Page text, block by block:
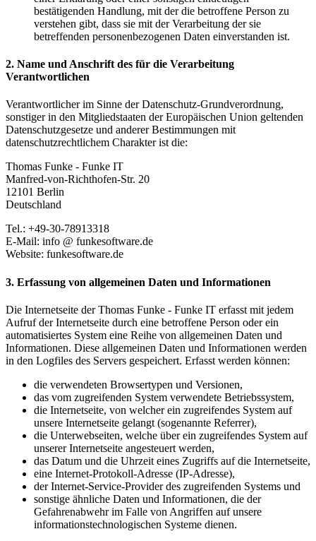
bestätigenden Handlung, mit der die betroffene Person zu
verstehen gibt, dass sie mit der Verarbeitung der sie
betreffenden personenbezogenen Daten einverstanden ist.
2. Name und Anschrift des für die Verarbeitung
Verantwortlichen
Verantwortlicher im Sinne der Datenschutz-Grundverordnung,
sonstiger in den Mitgliedstaaten der Europäischen Union geltenden
Datenschutzgesetze und anderer Bestimmungen mit
datenschutzrechtlichem Charakter ist die:
Thomas Funke - Funke IT
Manfred-von-Richthofen-Str. 20
12101 Berlin
Deutschland
Tel.: +49-30-78913318
E-Mail: info @ funkesoftware.de
Website: funkesoftware.de
3. Erfassung von allgemeinen Daten und Informationen
Die Internetseite der Thomas Funke - Funke IT erfasst mit jedem
Aufruf der Internetseite durch eine betroffene Person oder ein
automatisiertes System eine Reihe von allgemeinen Daten und
Informationen. Diese allgemeinen Daten und Informationen werden
in den Logfiles des Servers gespeichert. Erfasst werden können:
die verwendeten Browsertypen und Versionen,
das vom zugreifenden System verwendete Betriebssystem,
die Internetseite, von welcher ein zugreifendes System auf
unsere Internetseite gelangt (sogenannte Referrer),
die Unterwebseiten, welche über ein zugreifendes System auf
unserer Internetseite angesteuert werden,
das Datum und die Uhrzeit eines Zugriffs auf die Internetseite,
eine Internet-Protokoll-Adresse (IP-Adresse),
der Internet-Service-Provider des zugreifenden Systems und
sonstige ähnliche Daten und Informationen, die der
Gefahrenabwehr im Falle von Angriffen auf unsere
informationstechnologischen Systeme dienen.